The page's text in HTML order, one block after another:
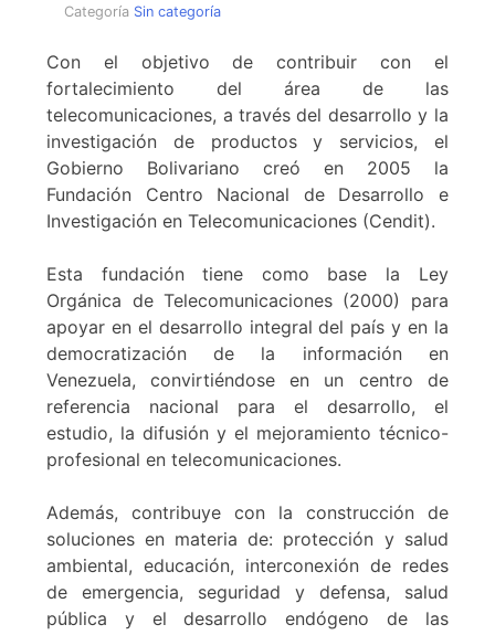
Categoría Sin categoría
Con el objetivo de contribuir con el
fortalecimiento del área de las
telecomunicaciones, a través del desarrollo y la
investigación de productos y servicios, el
Gobierno Bolivariano creó en 2005 la
Fundación Centro Nacional de Desarrollo e
Investigación en Telecomunicaciones (Cendit).
Esta fundación tiene como base la Ley
Orgánica de Telecomunicaciones (2000) para
apoyar en el desarrollo integral del país y en la
democratización de la información en
Venezuela, convirtiéndose en un centro de
referencia nacional para el desarrollo, el
estudio, la difusión y el mejoramiento técnico-
profesional en telecomunicaciones.
Además, contribuye con la construcción de
soluciones en materia de: protección y salud
ambiental, educación, interconexión de redes
de emergencia, seguridad y defensa, salud
pública y el desarrollo endógeno de las